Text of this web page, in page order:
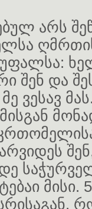
არს
უფალსა:
შენ და
ვესავ
მისი.